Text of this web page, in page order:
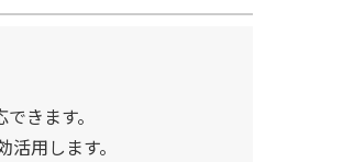
きます。
用します。